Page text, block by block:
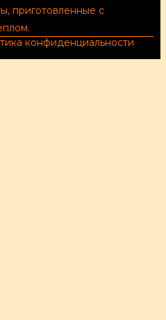
приготовленные с
конфиденциальности